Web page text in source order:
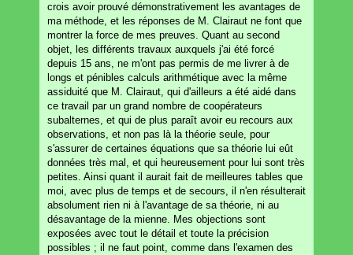
crois avoir prouvé démonstrativement les avantages de
ma méthode, et les réponses de M. Clairaut ne font que
montrer la force de mes preuves. Quant au second
objet, les différents travaux auxquels j'ai été forcé
depuis 15 ans, ne m'ont pas permis de me livrer à de
longs et pénibles calculs arithmétique avec la même
assiduité que M. Clairaut, qui d'ailleurs a été aidé dans
ce travail par un grand nombre de coopérateurs
subalternes, et qui de plus paraît avoir eu recours aux
observations, et non pas là la théorie seule, pour
s'assurer de certaines équations que sa théorie lui eût
données très mal, et qui heureusement pour lui sont très
petites. Ainsi quant il aurait fait de meilleures tables que
moi, avec plus de temps et de secours, il n'en résulterait
absolument rien ni à l'avantage de sa théorie, ni au
désavantage de la mienne. Mes objections sont
exposées avec tout le détail et toute la précision
possibles ; il ne faut point, comme dans l'examen des